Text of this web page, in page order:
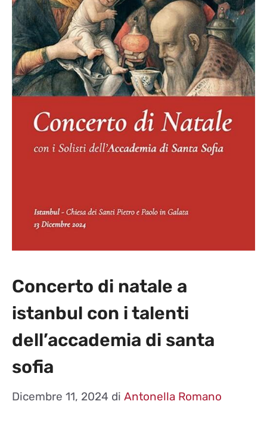
Concerto di natale a
istanbul con i talenti
dell’accademia di santa
sofia
Dicembre 11, 2024 di Antonella Romano